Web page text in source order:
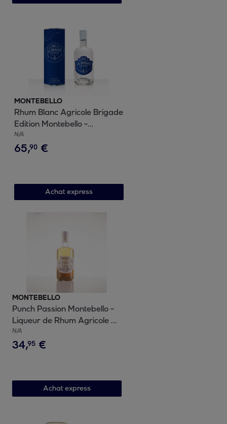
MONTEBELLO
Rhum Blanc Agricole Brigade
Edition Montebello -
Guadeloupe| 56,6% vol | 70cl
N/A
65,90 €
Achat express
MONTEBELLO
Punch Passion Montebello -
Liqueur de Rhum Agricole de
Guadeloupe | 25% vol | 70cl
N/A
34,95 €
Achat express